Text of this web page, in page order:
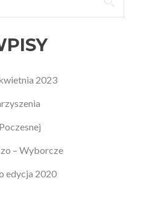
2023
– Wyborcze
edycja 2020